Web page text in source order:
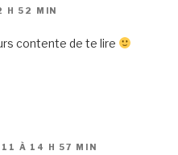
H 52 MIN
contente de te lire
À 14 H 57 MIN